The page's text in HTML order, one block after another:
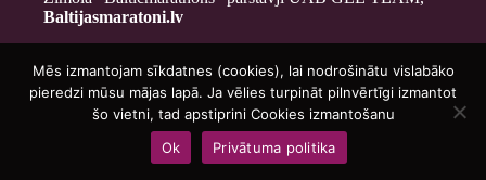
Baltijasmaratoni.lv
Kontakti
Par mums
Brīvprātīgajiem
Privātuma politika
Copyright © 2026 - Baltijasmaratoni.lv
Mēs izmantojam sīkdatnes (cookies), lai nodrošinātu vislabāko
pieredzi mūsu mājas lapā. Ja vēlies turpināt pilnvērtīgi izmantot
šo vietni, tad apstiprini Cookies izmantošanu
Ok
Privātuma politika